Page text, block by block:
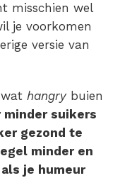
misschien wel
je voorkomen
versie van
hangry buien
minder suikers
gezond te
minder en
je humeur